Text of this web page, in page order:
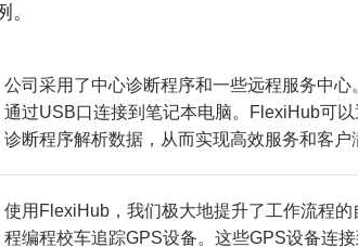
公司采用了中心诊断程序和一些远程服务中
通过USB口连接到笔记本电脑。FlexiHub可以
诊断程序解析数据，从而实现高效服务和客户
使用FlexiHub，我们极大地提升了工作流程
程编程校车追踪GPS设备。这些GPS设备连